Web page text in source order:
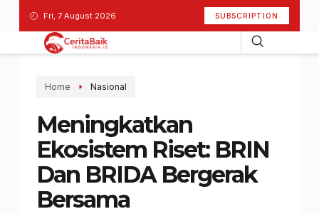
Fri, 7 August 2026 SUBSCRIPTION
Home Nasional
Meningkatkan
Ekosistem Riset: BRIN
Dan BRIDA Bergerak
Bersama